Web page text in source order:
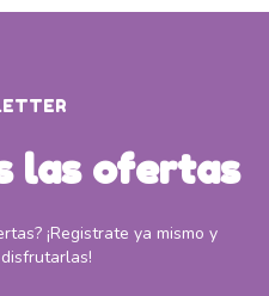
las ofertas
¡Registrate ya mismo y